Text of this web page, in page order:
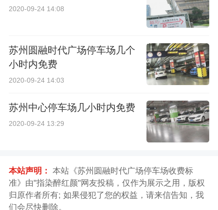
2020-09-24 14:08
苏州圆融时代广场停车场几个
小时内免费
2020-09-24 14:03
苏州中心停车场几小时内免费
2020-09-24 13:29
本站声明： 本站《苏州圆融时代广场停车场收费标
准》由"指染醉红颜"网友投稿，仅作为展示之用，版权
归原作者所有; 如果侵犯了您的权益，请来信告知，我
们会尽快删除。